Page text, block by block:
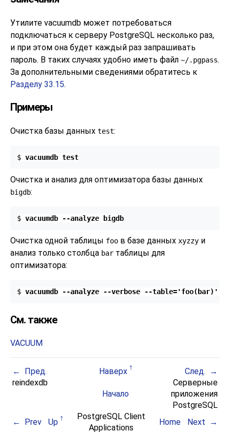
Утилите vacuumdb может потребоваться
подключаться к серверу PostgreSQL несколько раз,
и при этом она будет каждый раз запрашивать
пароль. В таких случаях удобно иметь файл ~/.pgpass.
За дополнительными сведениями обратитесь к
Разделу 33.15.
Примеры
Очистка базы данных test:
$ vacuumdb test
Очистка и анализ для оптимизатора базы данных
bigdb:
$ vacuumdb --analyze bigdb
Очистка одной таблицы foo в базе данных xyzzy и
анализ только столбца bar таблицы для
оптимизатора:
$ vacuumdb --analyze --verbose --table='foo(bar)'
См. также
VACUUM
Пред. Наверх
След.
reindexdb
Начало
Серверные
приложения
PostgreSQL
Prev
Up
PostgreSQL Client
Applications
Home Next